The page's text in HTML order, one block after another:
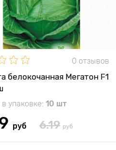
0 отзывов
белокочанная Мегатон F1
упаковке: 10 шт
руб 6.19 руб